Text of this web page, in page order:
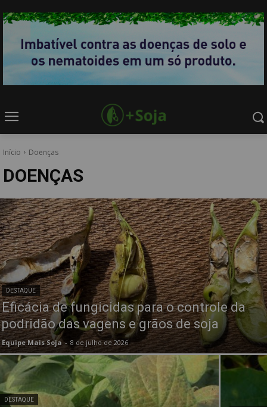
Início Doenças
DOENÇAS
DESTAQUE
Eficácia de fungicidas para o controle da
podridão das vagens e grãos de soja
Equipe Mais Soja - 8 de julho de 2026
DESTAQUE